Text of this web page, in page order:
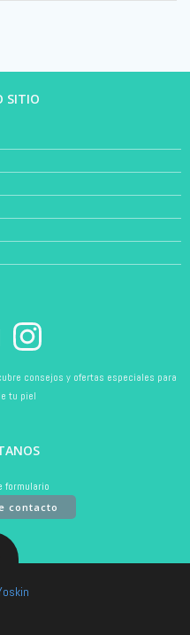
SITIO
consejos y ofertas especiales para
tu piel
formulario
contacto